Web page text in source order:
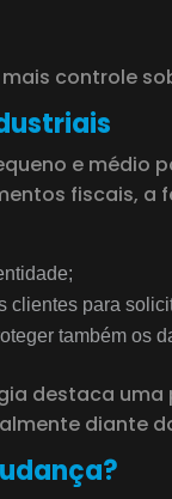
controle
e
fiscais,
clientes para
também os
destaca
diante